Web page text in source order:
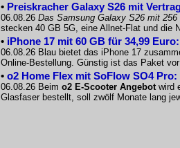
• Preiskracher Galaxy S26 mit
06.08.26 Das Samsung Galaxy S26 mit 256
stecken 40 GB 5G, eine Allnet-Flat und die
• iPhone 17 mit 60 GB für 34,99
06.08.26 Blau bietet das iPhone 17
Online-Bestellung. Günstig ist das Paket
• o2 Home Flex mit SoFlow SO4
06.08.26 Beim o2 E-Scooter Angebotwird
Glasfaser bestellt, soll zwölf Monate lang